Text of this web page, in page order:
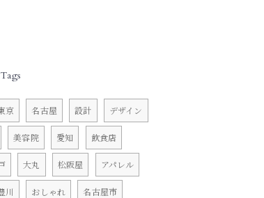
Tags
京 名古屋 設計 デザイン
美容院 愛知 飲食店
大丸 松阪屋 アパレル
川 おしゃれ 名古屋市